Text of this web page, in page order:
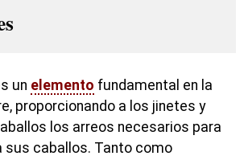
un elemento fundamental en la
proporcionando a los jinetes y
los arreos necesarios para
sus caballos. Tanto como